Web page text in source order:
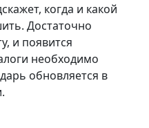
когда и какой
Достаточно
и появится
необходимо
обновляется в